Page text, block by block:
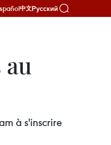
中文Русский
à s'inscrire